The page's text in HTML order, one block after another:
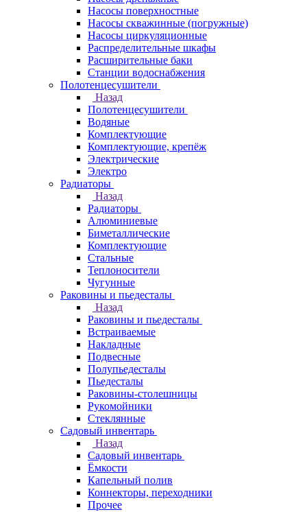
Насосы поверхностные
Насосы скважинные (погружные)
Насосы циркуляционные
Распределительные шкафы
Расширительные баки
Станции водоснабжения
Полотенцесушители
Назад
Полотенцесушители
Водяные
Комплектующие
Комплектующие, крепёж
Электрические
Электро
Радиаторы
Назад
Радиаторы
Алюминиевые
Биметаллические
Комплектующие
Стальные
Теплоносители
Чугунные
Раковины и пьедесталы
Назад
Раковины и пьедесталы
Встраиваемые
Накладные
Подвесные
Полупьедесталы
Пьедесталы
Раковины-столешницы
Рукомойники
Стеклянные
Садовый инвентарь
Назад
Садовый инвентарь
Ёмкости
Капельный полив
Коннекторы, переходники
Прочее